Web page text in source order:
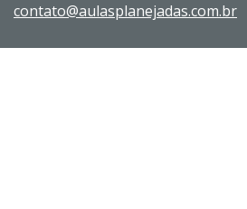
contato@aulasplanejadas.com.br